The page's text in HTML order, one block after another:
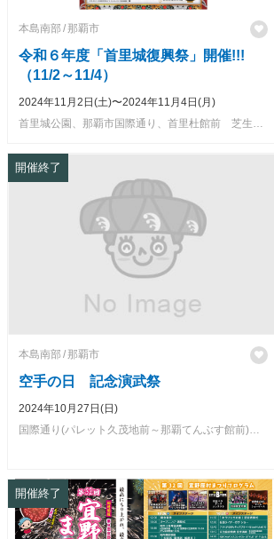
本島南部 那覇市
令和６年度「首里城復興祭」開催!!!
（11/2～11/4）
2024年11月2日(土)〜2024年11月4日(月)
開催終了
本島南部 那覇市
空手の日 記念演武祭
2024年10月27日(日)
開催終了